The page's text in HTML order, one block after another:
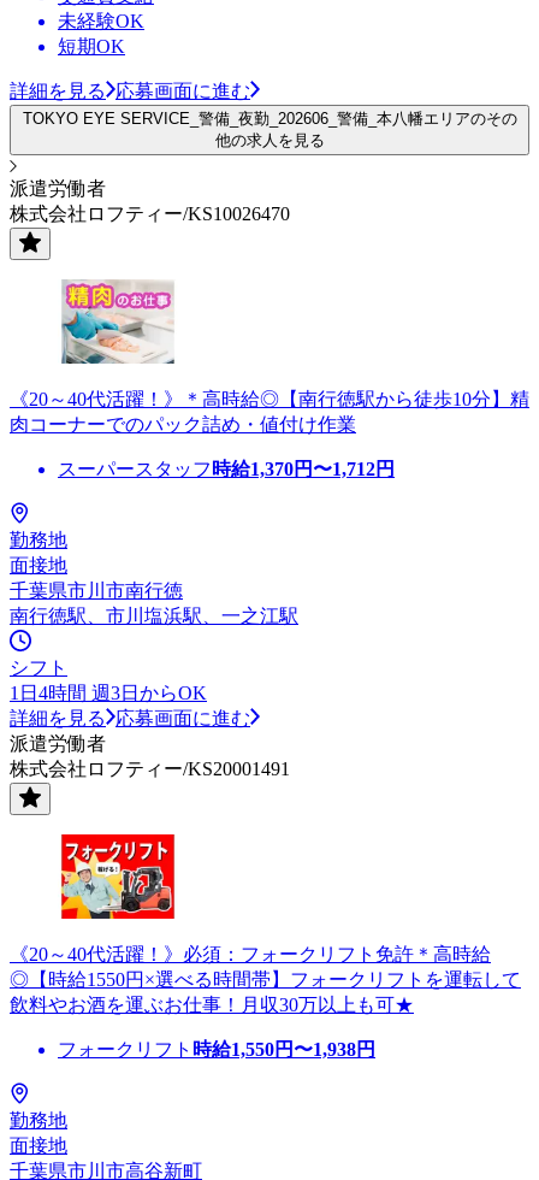
未経験OK
短期OK
詳細を見る 応募画面に進む
TOKYO EYE SERVICE_警備_夜勤_202606_警備_本八幡エリアのその
他の求人を見る
派遣労働者
株式会社ロフティー/KS10026470
《20～40代活躍！》＊高時給◎【南行徳駅から徒歩10分】精
肉コーナーでのパック詰め・値付け作業
スーパースタッフ 時給1,370円〜1,712円
勤務地
面接地
千葉県市川市南行徳
南行徳駅、市川塩浜駅、一之江駅
シフト
1日4時間 週3日からOK
詳細を見る
応募画面に進む
派遣労働者
株式会社ロフティー/KS20001491
《20～40代活躍！》必須：フォークリフト免許＊高時給
◎【時給1550円×選べる時間帯】フォークリフトを運転して
飲料やお酒を運ぶお仕事！月収30万以上も可★
フォークリフト 時給1,550円〜1,938円
勤務地
面接地
千葉県市川市高谷新町